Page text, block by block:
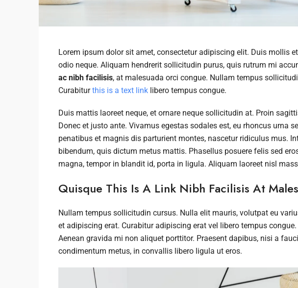
Lorem ipsum dolor sit amet, consectetur adipiscing elit. Duis mollis
odio neque. Aliquam hendrerit sollicitudin purus, quis rutrum mi
ac nibh facilisis, at malesuada orci congue. Nullam tempus
Curabiturthis is a text link libero tempus congue.
Duis mattis laoreet neque, et ornare neque sollicitudin at. Proin
Donec et justo ante. Vivamus egestas sodales est, eu rhoncus urna
penatibus et magnis dis parturient montes, nascetur ridiculus mus.
bibendum, quis dictum metus mattis. Phasellus posuere felis sed
magna, tempor in blandit id, porta in ligula. Aliquam laoreet nisl
Quisque This Is A Link Nibh Facilisis At
Nullam tempus sollicitudin cursus. Nulla elit mauris, volutpat eu
et adipiscing erat. Curabitur adipiscing erat vel libero tempus
Aenean gravida mi non aliquet porttitor. Praesent dapibus, nisi a
condimentum metus, in convallis libero ligula ut eros.